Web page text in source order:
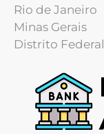
Rio de Janeiro
Minas Gerais
Distrito Federal